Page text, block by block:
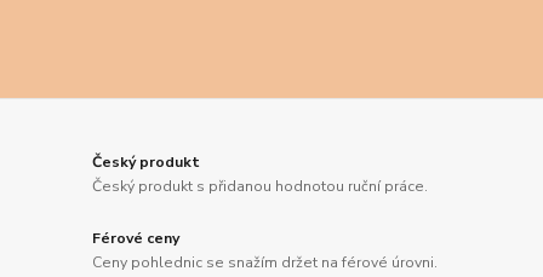
Český produkt
Český produkt s přidanou hodnotou ruční práce.
Férové ceny
Ceny pohlednic se snažím držet na férové úrovni.